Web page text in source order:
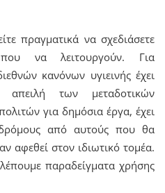
πραγματικά να σχεδιάσετε
να λειτουργούν. Για
κανόνων υγιεινής έχει
απειλή των μεταδοτικών
για δημόσια έργα, έχει
από αυτούς που θα
αφεθεί στον ιδιωτικό τομέα.
παραδείγματα χρήσης